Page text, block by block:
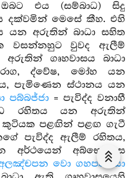
එය (සම්බාධ) සිදු
මෙසේ කීහ. එහි
යන අරුතින් බාධා සහිත
වසන්නහුට වුවද ඇලීම්
ගෘහවාසය බාධා
ද්වේෂ, මෝහ යන
පැමිණෙන ස්ථානය යන
පබ්බජ්ජා = පැවිද්ද වනාහී
රහිතය යන අරුතින්
කුටියක පළඟින් පළඟ ගැටී
පැවිද්ද ඇලීම් රහිතය,
අබ්භොකාස
වො ගහපතයො